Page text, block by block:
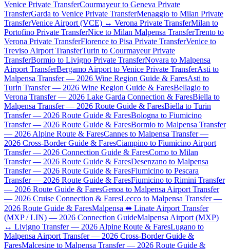
Venice Private TransferCourmayeur to Geneva Private
TransferGarda to Venice Private TransferMenaggio to Milan Private
TransferVenice Airport (VCE) ↔ Verona Private TransferMilan to
Portofino Private TransferNice to Milan Malpensa TransferTrento to
Verona Private TransferFlorence to Pisa Private TransferVenice to
Treviso Airport TransferTurin to Courmayeur Private
TransferBormio to Livigno Private TransferNovara to Malpensa
Airport TransferBergamo Airport to Venice Private TransferAsti to
Malpensa Transfer — 2026 Wine Region Guide & FaresAsti to
Turin Transfer — 2026 Wine Region Guide & FaresBellagio to
Verona Transfer — 2026 Lake Garda Connection & FaresBiella to
Malpensa Transfer — 2026 Route Guide & FaresBiella to Turin
Transfer — 2026 Route Guide & FaresBologna to Fiumicino
Transfer — 2026 Route Guide & FaresBormio to Malpensa Transfer
— 2026 Alpine Route & FaresCannes to Malpensa Transfer —
2026 Cross-Border Guide & FaresCiampino to Fiumicino Airport
Transfer — 2026 Connection Guide & FaresComo to Milan
Transfer — 2026 Route Guide & FaresDesenzano to Malpensa
Transfer — 2026 Route Guide & FaresFiumicino to Pescara
Transfer — 2026 Route Guide & FaresFiumicino to Rimini Transfer
— 2026 Route Guide & FaresGenoa to Malpensa Airport Transfer
— 2026 Cruise Connection & FaresLecco to Malpensa Transfer —
2026 Route Guide & FaresMalpensa ⬌ Linate Airport Transfer
(MXP / LIN) — 2026 Connection GuideMalpensa Airport (MXP)
↔ Livigno Transfer — 2026 Alpine Route & FaresLugano to
Malpensa Airport Transfer — 2026 Cross-Border Guide &
FaresMalcesine to Malpensa Transfer — 2026 Route Guide &